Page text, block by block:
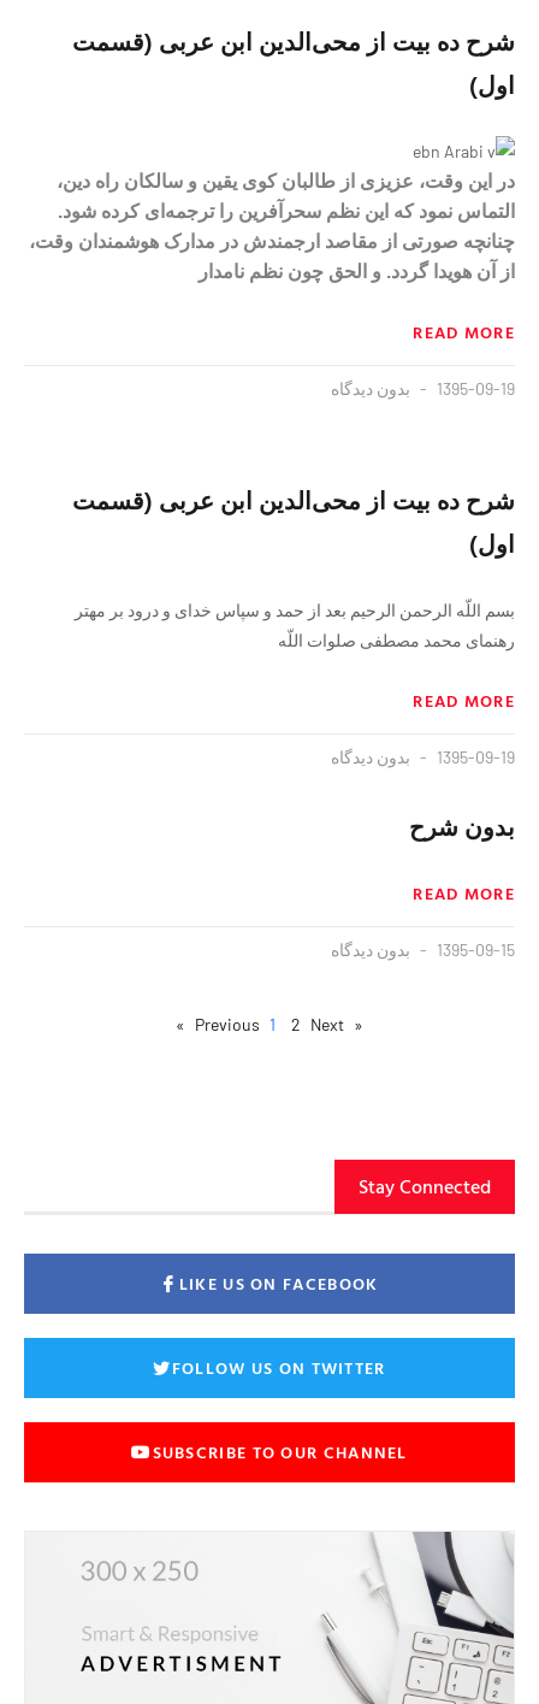
شرح ده بيت از محى‌الدين ابن عربى‏ (قسمت
اول)
در اين وقت، عزيزى از طالبان كوى يقين و سالكان راه دين،
التماس نمود كه اين نظم سحرآفرين را ترجمه‌‏اى كرده شود.
چنانچه صورتى از مقاصد ارجمندش در مدارک هوشمندان وقت،
از آن هويدا گردد. و الحق چون نظم نامدار
READ MORE
1395-09-19 بدون دیدگاه
شرح ده بيت از محى‌الدين ابن عربى‏ (قسمت
اول)
بسم اللّه الرحمن الرحيم‏ بعد از حمد و سپاس خداى و درود بر مهتر
رهنماى محمد مصطفى صلوات اللّه
READ MORE
1395-09-19 بدون دیدگاه
بدون شرح
READ MORE
1395-09-15 بدون دیدگاه
« Previous
1 2 Next »
Stay Connected
LIKE US ON FACEBOOK
FOLLOW US ON TWITTER
SUBSCRIBE TO OUR CHANNEL